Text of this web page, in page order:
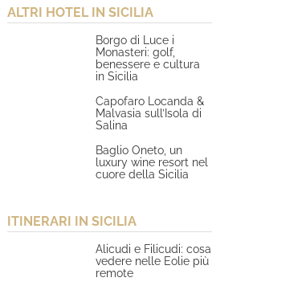
ALTRI HOTEL IN SICILIA
Borgo di Luce i
Monasteri: golf,
benessere e cultura
in Sicilia
Capofaro Locanda &
Malvasia sull’Isola di
Salina
Baglio Oneto, un
luxury wine resort nel
cuore della Sicilia
ITINERARI IN SICILIA
Alicudi e Filicudi: cosa
vedere nelle Eolie più
remote